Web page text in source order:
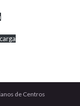
de Centros